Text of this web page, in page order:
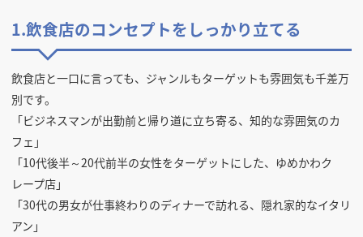
1.飲食店のコンセプトをしっかり立てる
飲食店と一口に言っても、ジャンルもターゲットも雰囲気も千差万
別です。
「ビジネスマンが出勤前と帰り道に立ち寄る、知的な雰囲気のカ
フェ」
「10代後半～20代前半の女性をターゲットにした、ゆめかわク
レープ店」
「30代の男女が仕事終わりのディナーで訪れる、隠れ家的なイタリ
アン」